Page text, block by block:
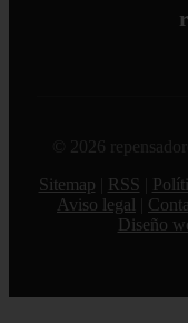
© 2026
Sitemap
RSS
Aviso legal
Diseño